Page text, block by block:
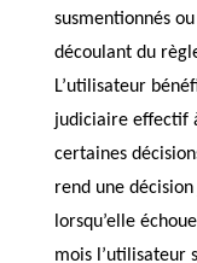
susmentionnés
découlant du
L’utilisateur
judiciaire effectif
certaines
rend une
lorsqu’elle
mois l’utilisateur